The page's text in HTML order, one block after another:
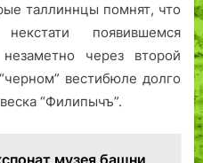
таллиннцы помнят, что
появившемся
через второй
вестибюле долго
“Филипычъ”.
музея башни